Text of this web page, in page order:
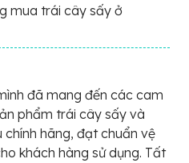
mua trái cây sấy ở
đã mang đến các cam
phẩm trái cây sấy và
hãng, đạt chuẩn vệ
khách hàng sử dụng. Tất